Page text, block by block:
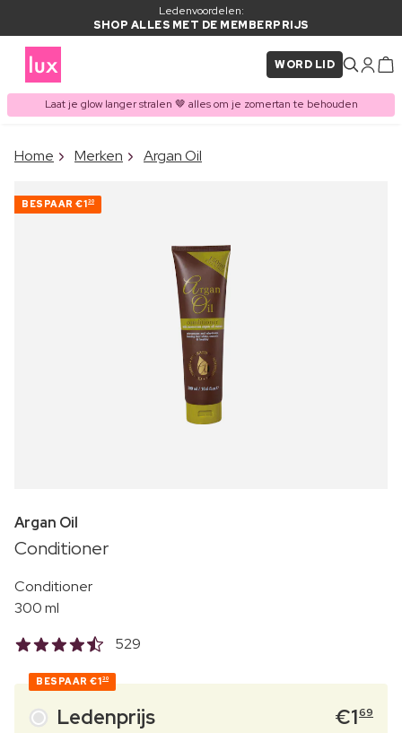
Ledenvoordelen:
SHOP ALLES MET DE MEMBERPRIJS
WORD LID
Laat je glow langer stralen 🤎 alles om je zomertan te behouden
ITEM TOEGEVOEGD AAN
Vaak samen gekocht met
Home Merken Argan Oil
BESPAAR €130
Argan Oil
Conditioner
Conditioner
300 ml
529
BESPAAR €130
Ledenprijs €169